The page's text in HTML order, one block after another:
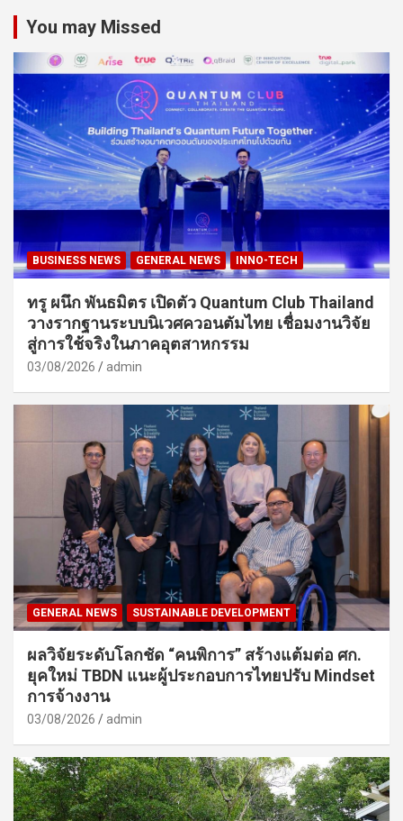
You may Missed
BUSINESS NEWS GENERAL NEWS INNO-TECH
ทรู ผนึก พันธมิตร เปิดตัว Quantum Club Thailand
วางรากฐานระบบนิเวศควอนตัมไทย เชื่อมงานวิจัย
สู่การใช้จริงในภาคอุตสาหกรรม
03/08/2026 admin
GENERAL NEWS SUSTAINABLE DEVELOPMENT
ผลวิจัยระดับโลกชัด “คนพิการ” สร้างแต้มต่อ ศก.
ยุคใหม่ TBDN แนะผู้ประกอบการไทยปรับ Mindset
การจ้างงาน
03/08/2026 admin